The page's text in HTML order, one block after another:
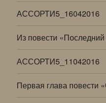
АССОРТИ5_16042016
Из повести
АССОРТИ5_11042016
Первая глава повести